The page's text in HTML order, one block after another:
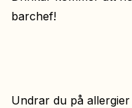
barchef!
Undrar du på